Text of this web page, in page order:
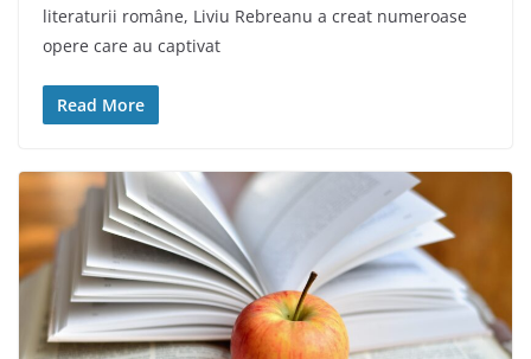
literaturii române, Liviu Rebreanu a creat numeroase
opere care au captivat
Read More